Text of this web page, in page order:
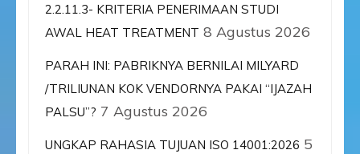
2.2.11.3- KRITERIA PENERIMAAN STUDI
AWAL HEAT TREATMENT 8 Agustus 2026
PARAH INI: PABRIKNYA BERNILAI MILYARD
/TRILIUNAN KOK VENDORNYA PAKAI “IJAZAH
PALSU”? 7 Agustus 2026
UNGKAP RAHASIA TUJUAN ISO 14001:2026 5